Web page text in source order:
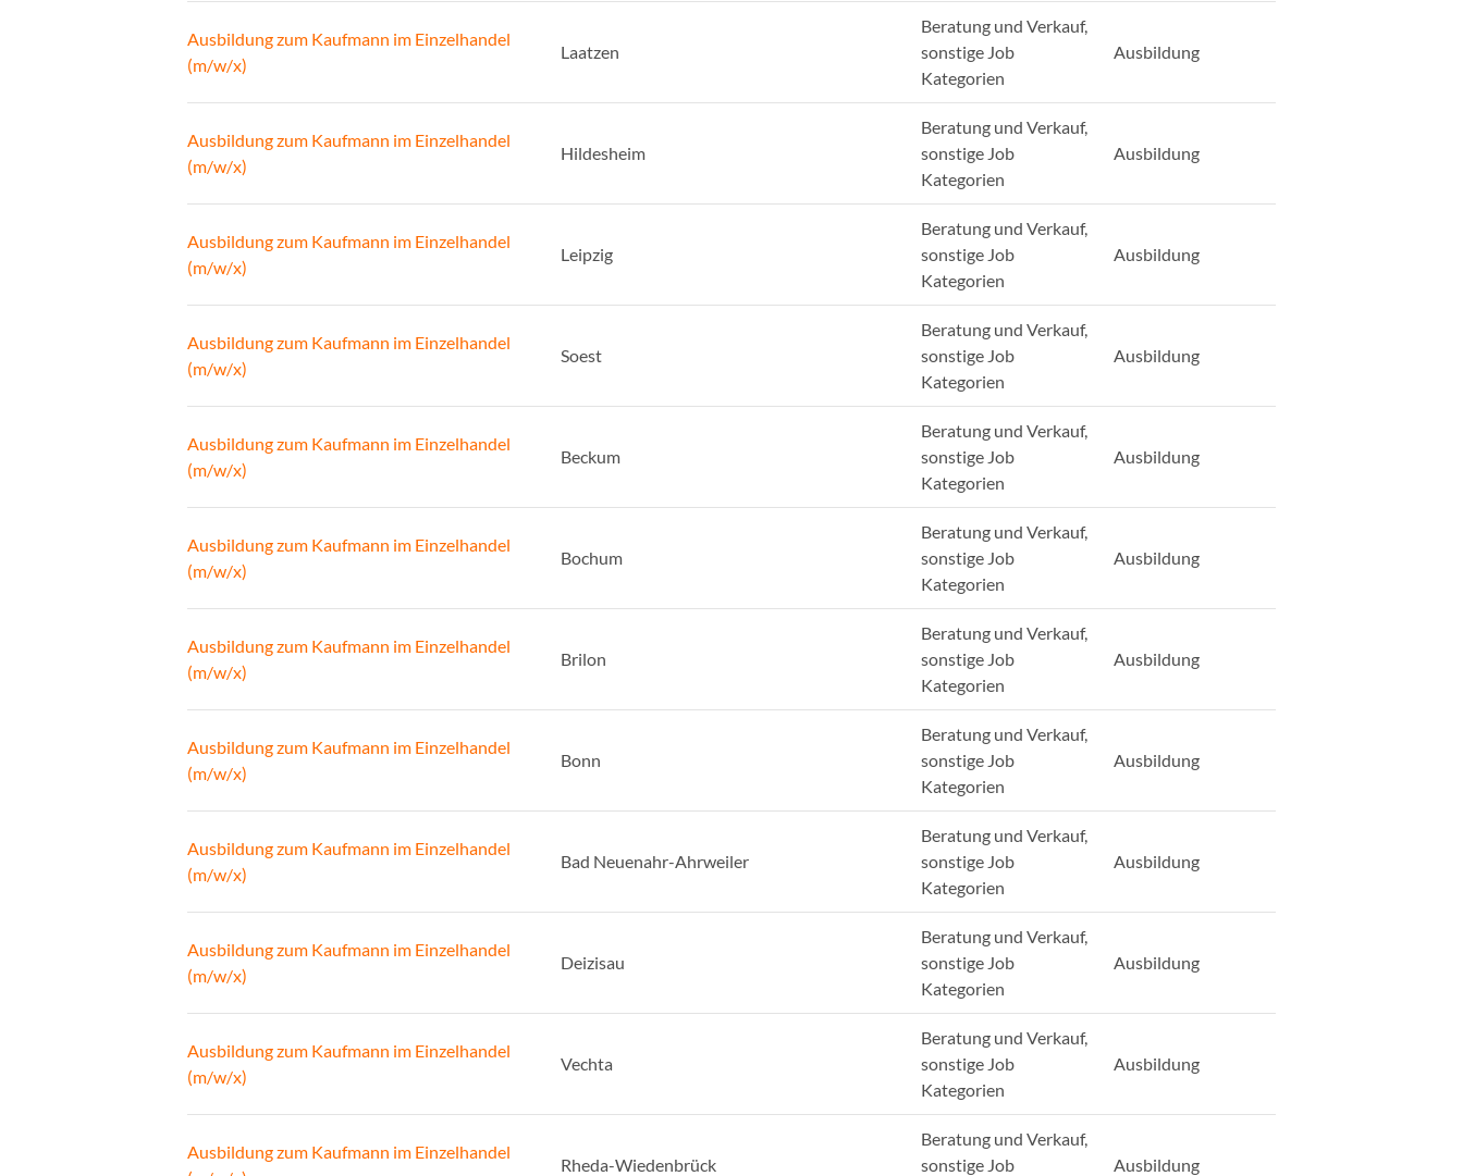
Ausbildung zum Kaufmann im Einzelhandel
(m/w/x)
Laatzen
Beratung und Verkauf,
sonstige Job
Kategorien
Ausbildung
Ausbildung zum Kaufmann im Einzelhandel
(m/w/x)
Hildesheim
Beratung und Verkauf,
sonstige Job
Kategorien
Ausbildung
Ausbildung zum Kaufmann im Einzelhandel
(m/w/x)
Leipzig
Beratung und Verkauf,
sonstige Job
Kategorien
Ausbildung
Ausbildung zum Kaufmann im Einzelhandel
(m/w/x)
Soest
Beratung und Verkauf,
sonstige Job
Kategorien
Ausbildung
Ausbildung zum Kaufmann im Einzelhandel
(m/w/x)
Beckum
Beratung und Verkauf,
sonstige Job
Kategorien
Ausbildung
Ausbildung zum Kaufmann im Einzelhandel
(m/w/x)
Bochum
Beratung und Verkauf,
sonstige Job
Kategorien
Ausbildung
Ausbildung zum Kaufmann im Einzelhandel
(m/w/x)
Brilon
Beratung und Verkauf,
sonstige Job
Kategorien
Ausbildung
Ausbildung zum Kaufmann im Einzelhandel
(m/w/x)
Bonn
Beratung und Verkauf,
sonstige Job
Kategorien
Ausbildung
Ausbildung zum Kaufmann im Einzelhandel
(m/w/x)
Bad Neuenahr-Ahrweiler
Beratung und Verkauf,
sonstige Job
Kategorien
Ausbildung
Ausbildung zum Kaufmann im Einzelhandel
(m/w/x)
Deizisau
Beratung und Verkauf,
sonstige Job
Kategorien
Ausbildung
Ausbildung zum Kaufmann im Einzelhandel
(m/w/x)
Vechta
Beratung und Verkauf,
sonstige Job
Kategorien
Ausbildung
Ausbildung zum Kaufmann im Einzelhandel
Rheda-Wiedenbrück
Beratung und Verkauf,
sonstige Job
Ausbildung